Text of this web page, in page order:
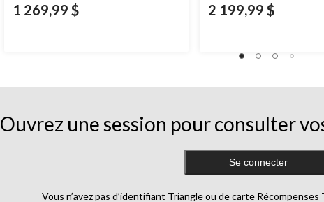
1 269,99 $ 2 199,99 $
Ouvrez une session pour consulter
Se connecter
Vous n’avez pas d’identifiant Triangle ou de carte Récompenses